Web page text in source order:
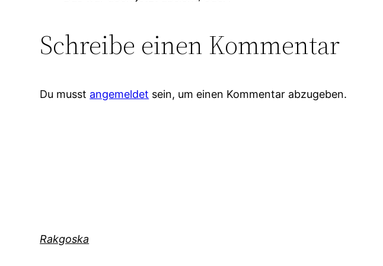
Schreibe einen Kommentar
Du musst angemeldet sein, um einen Kommentar abzugeben.
Rakgoska